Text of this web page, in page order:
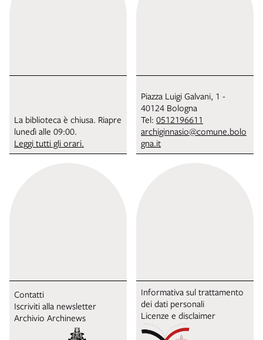
La biblioteca è chiusa. Riapre
lunedì alle 09:00.
Leggi tutti gli orari.
Piazza Luigi Galvani, 1 -
40124 Bologna
Tel: 0512196611
archiginnasio@comune.bolo
gna.it
Contatti
Iscriviti alla newsletter
Archivio Archinews
Informativa sul trattamento
dei dati personali
Licenze e disclaimer